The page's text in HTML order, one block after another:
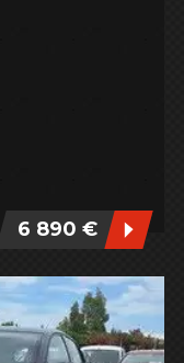
6 890 €